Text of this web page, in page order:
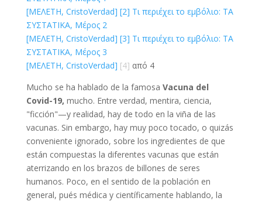
[ΜΕΛΕΤΗ, CristoVerdad] [2] Τι περιέχει το εμβόλιο: ΤΑ
ΣΥΣΤΑΤΙΚΑ, Μέρος 2
[ΜΕΛΕΤΗ, CristoVerdad] [3] Τι περιέχει το εμβόλιο: ΤΑ
ΣΥΣΤΑΤΙΚΑ, Μέρος 3
[ΜΕΛΕΤΗ, CristoVerdad] [4] από 4
Mucho se ha hablado de la famosa Vacuna del
Covid-19, mucho. Entre verdad, mentira, ciencia,
"ficción"—y realidad, hay de todo en la viña de las
vacunas. Sin embargo, hay muy poco tocado, o quizás
conveniente ignorado, sobre los ingredientes de que
están compuestas la diferentes vacunas que están
aterrizando en los brazos de billones de seres
humanos. Poco, en el sentido de la población en
general, pués médica y científicamente hablando, la